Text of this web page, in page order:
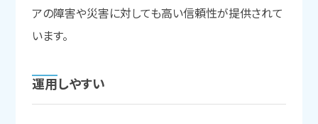
アの障害や災害に対しても高い信頼性が提供されて
います。
運用しやすい